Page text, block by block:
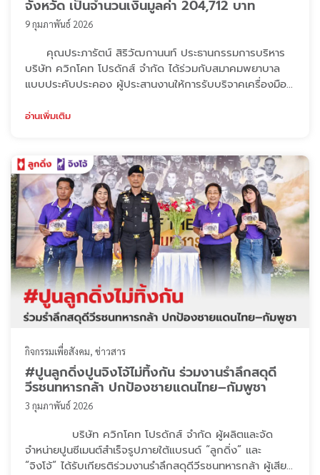
จังหวัด เป็นจำนวนเงินมูลค่า 204,712 บาท
9 กุมภาพันธ์ 2026
คุณประภารัตน์ สิริวัฒกานนท์ ประธานกรรมการบริหาร
บริษัท ควิกโคท โปรดักส์ จำกัด ได้ร่วมกับสมาคมพยาบาล
แบบประคับประคอง ผู้ประสานงานให้การรับบริจาคเครื่องมือ
คับประคอง โดยมอบให้โรงพยาบาล 12 แห่ง ในพื้นที่ต่าง
พยาบาล ดังนี้ 1. โรงพยาบาลปะคำ จ. ...
อ่านเพิ่มเติม
กิจกรรมเพื่อสังคม ข่าวสาร
#ปูนลูกดิ่งปูนจิงโจ้ไม่ทิ้งกัน ร่วมงานรำลึกสดุดี
วีรชนทหารกล้า ปกป้องชายแดนไทย–กัมพูชา
3 กุมภาพันธ์ 2026
บริษัท ควิกโคท โปรดักส์ จำกัด ผู้ผลิตและจัด
จำหน่ายปูนซีเมนต์สำเร็จรูปภายใต้แบรนด์ “ลูกดิ่ง” และ
“จิงโจ้” ได้รับเกียรติร่วมงานรำลึกสดุดีวีรชนทหารกล้า ผู้เสีย